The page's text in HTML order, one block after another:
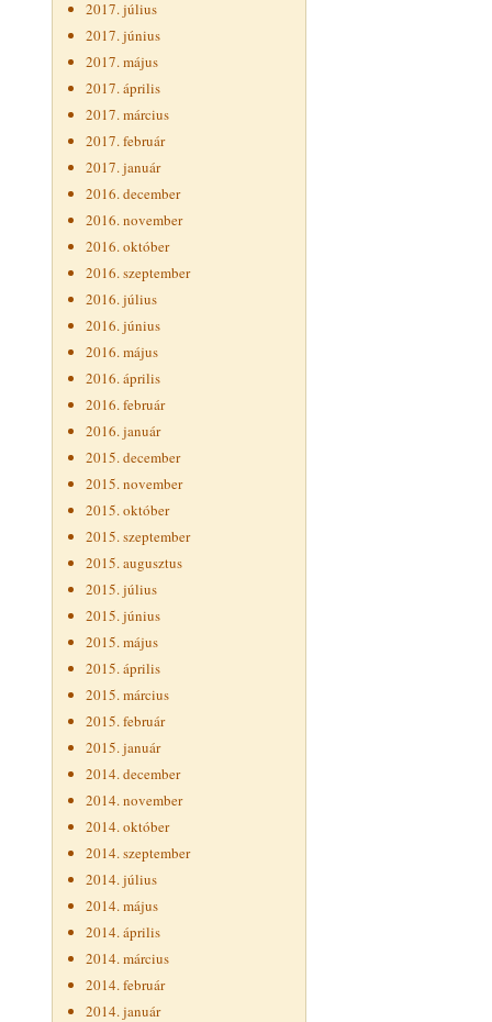
2017. július
2017. június
2017. május
2017. április
2017. március
2017. február
2017. január
2016. december
2016. november
2016. október
2016. szeptember
2016. július
2016. június
2016. május
2016. április
2016. február
2016. január
2015. december
2015. november
2015. október
2015. szeptember
2015. augusztus
2015. július
2015. június
2015. május
2015. április
2015. március
2015. február
2015. január
2014. december
2014. november
2014. október
2014. szeptember
2014. július
2014. május
2014. április
2014. március
2014. február
2014. január